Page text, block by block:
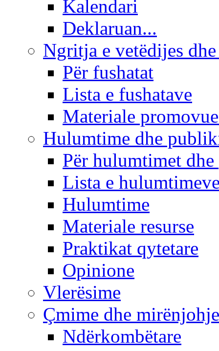
Kalendari
Deklaruan...
Ngritja e vetëdijes
Për fushatat
Lista e fushatave
Materiale
Hulumtime dhe
Për hulumtimet
Lista e
Hulumtime
Materiale resurse
Praktikat qytetare
Opinione
Vlerësime
Çmime dhe mirënjohje
Ndërkombëtare